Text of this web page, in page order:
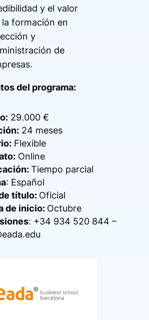
y el valor
la formación en
y
de
del programa:
29.000 €
24 meses
Flexible
Online
Tiempo parcial
: Español
título: Oficial
de inicio: Octubre
: +34 934 520 844 –